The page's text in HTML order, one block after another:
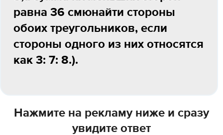
равна 36 смюнайти стороны
обоих треугольников, если
стороны одного из них относятся
как 3: 7: 8.).
Нажмите на рекламу ниже и сразу
увидите ответ